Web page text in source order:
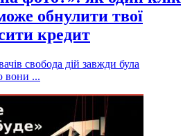
обнулити твої
кредит
свобода дій завжди була
вони ...